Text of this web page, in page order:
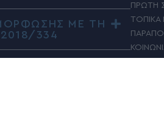
ΜΕ ΤΗ
334
ΠΡΩΤΗ
ΤΟΠΙΚΑ